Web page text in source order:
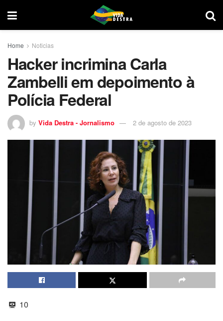
Home Noticias
Hacker incrimina Carla
Zambelli em depoimento à
Polícia Federal
by Vida Destra - Jornalismo 2 de agosto de 2023
10